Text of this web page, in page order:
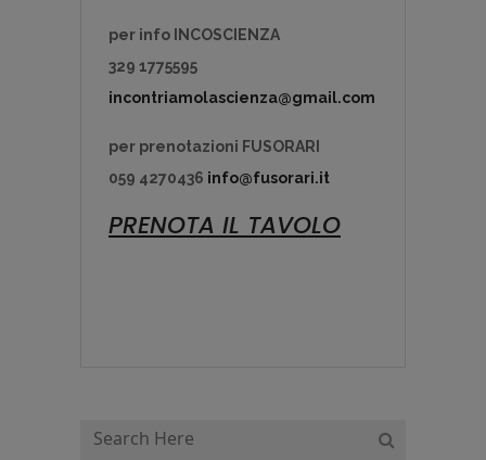
per info INCOSCIENZA
329 1775595
incontriamolascienza@gmail.com
per prenotazioni FUSORARI
059 4270436 info@fusorari.it
PRENOTA IL TAVOLO